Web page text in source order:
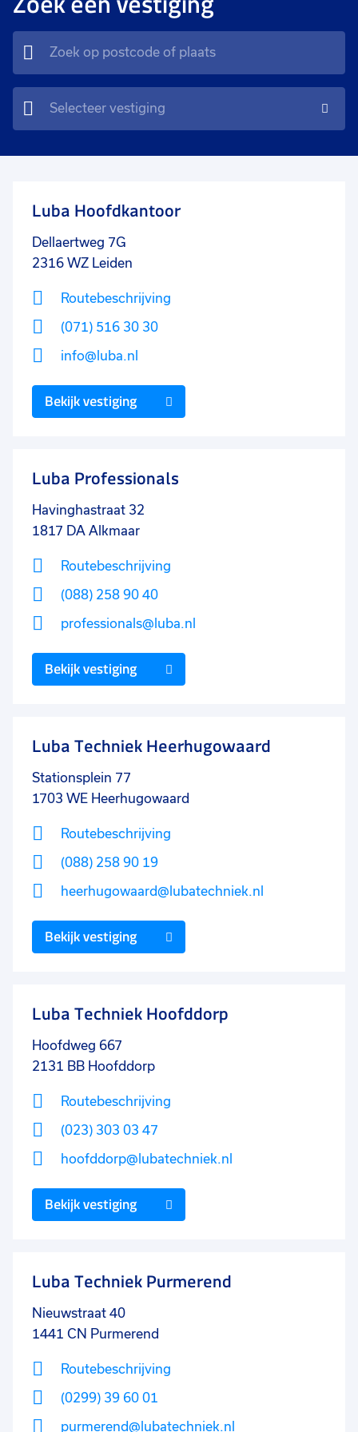
Selecteer vestiging
Luba Hoofdkantoor
Dellaertweg 7G
2316 WZ Leiden
Routebeschrijving
(071) 516 30 30
info@luba.nl
Bekijk vestiging
Luba Professionals
Havinghastraat 32
1817 DA Alkmaar
Routebeschrijving
(088) 258 90 40
professionals@luba.nl
Bekijk vestiging
Luba Techniek Heerhugowaard
Stationsplein 77
1703 WE Heerhugowaard
Routebeschrijving
(088) 258 90 19
heerhugowaard@lubatechniek.nl
Bekijk vestiging
Luba Techniek Hoofddorp
Hoofdweg 667
2131 BB Hoofddorp
Routebeschrijving
(023) 303 03 47
hoofddorp@lubatechniek.nl
Bekijk vestiging
Luba Techniek Purmerend
Nieuwstraat 40
1441 CN Purmerend
Routebeschrijving
(0299) 39 60 01
purmerend@lubatechniek.nl